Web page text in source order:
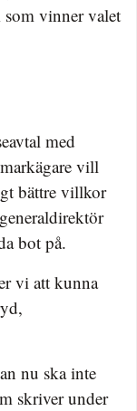
vinner valet
med
vill
bättre villkor
bot på.
vi att kunna
nu ska inte
skriver under